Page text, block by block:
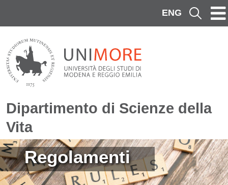
ENG Cerca
Dipartimento di Scienze della
Vita
Immagine
Regolamenti